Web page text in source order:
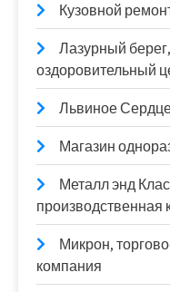
Кузовной
Лазурный
оздоровительный
Львиное
Магазин
Металл энд
производственная
Микрон,
компания